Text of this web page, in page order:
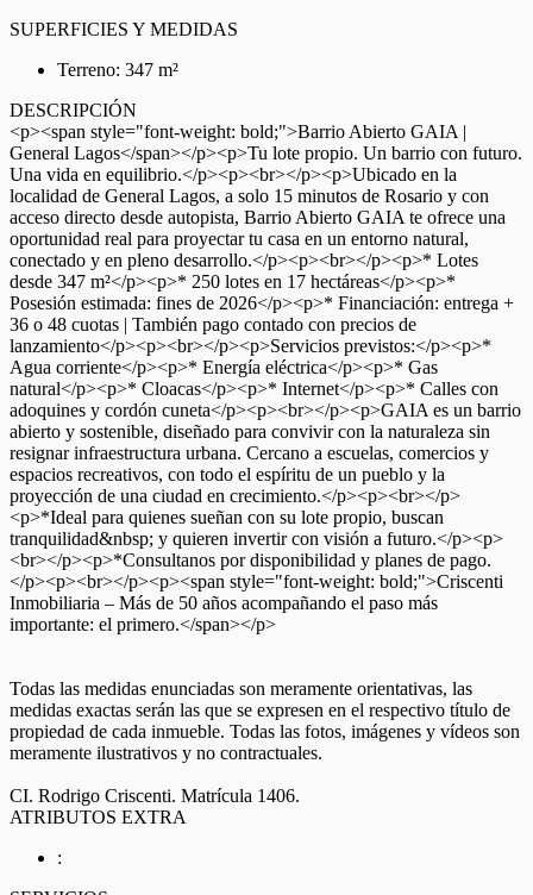
SUPERFICIES Y MEDIDAS
Terreno: 347 m²
DESCRIPCIÓN
<p><span style="font-weight: bold;">Barrio Abierto GAIA |
General Lagos</span></p><p>Tu lote propio. Un barrio con futuro.
Una vida en equilibrio.</p><p><br></p><p>Ubicado en la
localidad de General Lagos, a solo 15 minutos de Rosario y con
acceso directo desde autopista, Barrio Abierto GAIA te ofrece una
oportunidad real para proyectar tu casa en un entorno natural,
conectado y en pleno desarrollo.</p><p><br></p><p>* Lotes
desde 347 m²</p><p>* 250 lotes en 17 hectáreas</p><p>*
Posesión estimada: fines de 2026</p><p>* Financiación: entrega +
36 o 48 cuotas | También pago contado con precios de
lanzamiento</p><p><br></p><p>Servicios previstos:</p><p>*
Agua corriente</p><p>* Energía eléctrica</p><p>* Gas
natural</p><p>* Cloacas</p><p>* Internet</p><p>* Calles con
adoquines y cordón cuneta</p><p><br></p><p>GAIA es un barrio
abierto y sostenible, diseñado para convivir con la naturaleza sin
resignar infraestructura urbana. Cercano a escuelas, comercios y
espacios recreativos, con todo el espíritu de un pueblo y la
proyección de una ciudad en crecimiento.</p><p><br></p>
<p>*Ideal para quienes sueñan con su lote propio, buscan
tranquilidad&nbsp; y quieren invertir con visión a futuro.</p><p>
<br></p><p>*Consultanos por disponibilidad y planes de pago.
</p><p><br></p><p><span style="font-weight: bold;">Criscenti
Inmobiliaria – Más de 50 años acompañando el paso más
importante: el primero.</span></p>
Todas las medidas enunciadas son meramente orientativas, las
medidas exactas serán las que se expresen en el respectivo título de
propiedad de cada inmueble. Todas las fotos, imágenes y vídeos son
meramente ilustrativos y no contractuales.
CI. Rodrigo Criscenti. Matrícula 1406.
ATRIBUTOS EXTRA
: